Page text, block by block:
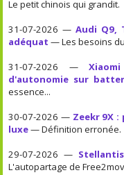
Le petit chinois qui grandit.
31-07-2026 —Audi Q9,
adéquat — Les besoins
31-07-2026 —
d'autonomie sur
essence...
30-07-2026 — Zeekr 9X
luxe— Définition erronée.
29-07-2026 —
L'autopartage de